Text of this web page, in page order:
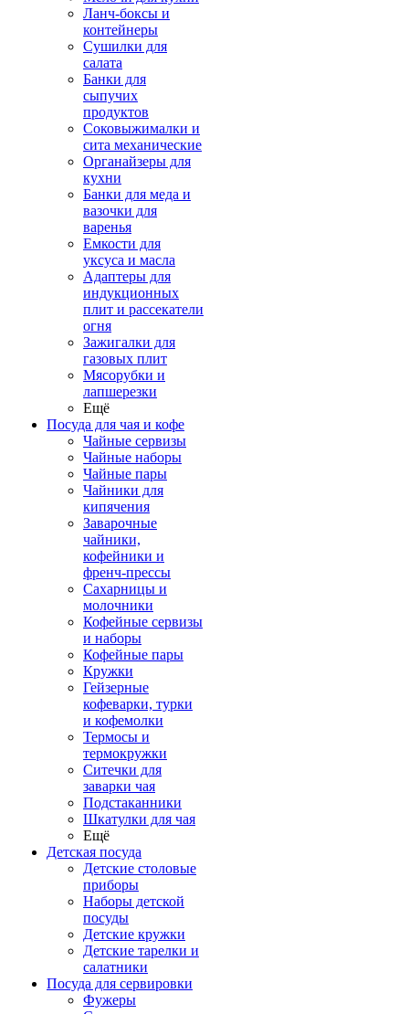
Ланч-боксы и
контейнеры
Сушилки для
салата
Банки для
сыпучих
продуктов
Соковыжималки и
сита механические
Органайзеры для
кухни
Банки для меда и
вазочки для
варенья
Емкости для
уксуса и масла
Адаптеры для
индукционных
плит и рассекатели
огня
Зажигалки для
газовых плит
Мясорубки и
лапшерезки
Ещё
Посуда для чая и кофе
Чайные сервизы
Чайные наборы
Чайные пары
Чайники для
кипячения
Заварочные
чайники,
кофейники и
френч-прессы
Сахарницы и
молочники
Кофейные сервизы
и наборы
Кофейные пары
Кружки
Гейзерные
кофеварки, турки
и кофемолки
Термосы и
термокружки
Ситечки для
заварки чая
Подстаканники
Шкатулки для чая
Ещё
Детская посуда
Детские столовые
приборы
Наборы детской
посуды
Детские кружки
Детские тарелки и
салатники
Посуда для сервировки
Фужеры